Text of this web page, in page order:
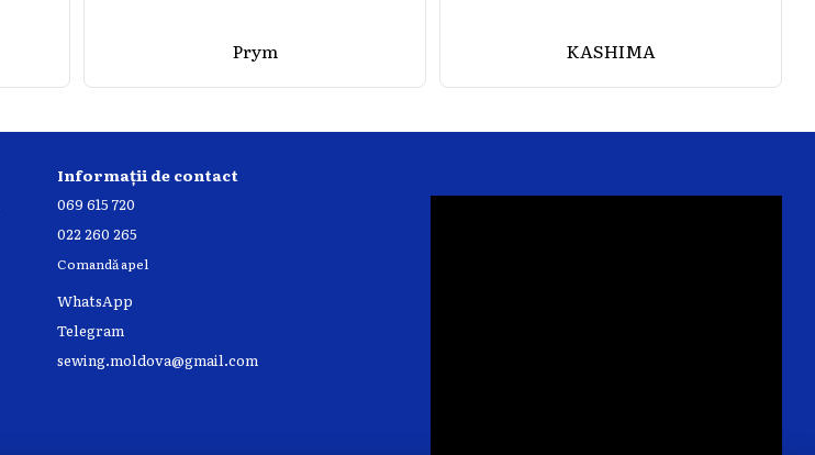
Prym KASHIMA
Informații de contact
069 615 720
022 260 265
Comandă apel
WhatsApp
Telegram
sewing.moldova@gmail.com